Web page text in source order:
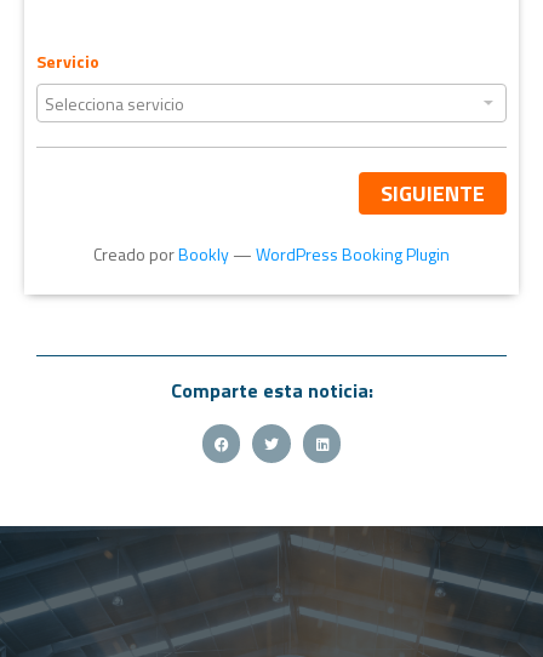
Servicio
SIGUIENTE
Creado porBookly—WordPress Booking Plugin
Comparte esta noticia: